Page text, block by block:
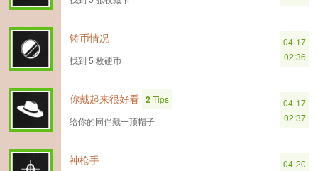
铸币情况
找到 5 枚硬币
04-17
02:36
你戴起来很好看 2Tips
给你的同伴戴一顶帽子
04-17
02:37
神枪手
04-20